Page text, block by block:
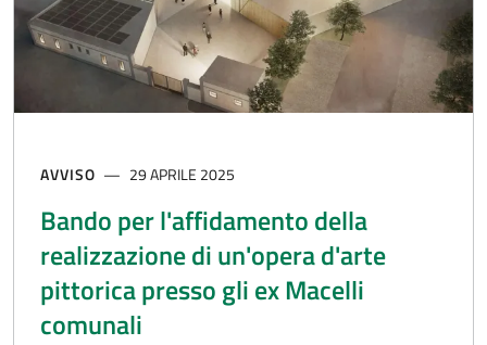
AVVISO 29 APRILE 2025
Bando per l'affidamento della
realizzazione di un'opera d'arte
pittorica presso gli ex Macelli
comunali